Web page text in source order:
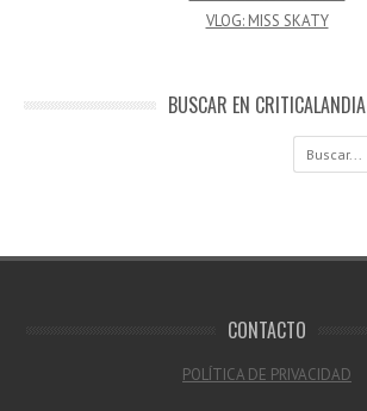
VLOG: MISS SKATY
BUSCAR EN CRITICALANDIA
Buscar
CONTACTO
POLÍTICA DE PRIVACIDAD